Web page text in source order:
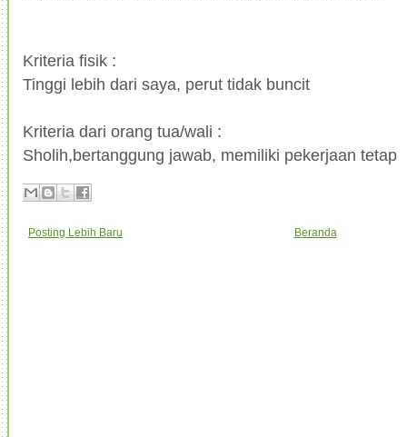
Kriteria fisik :
Tinggi lebih dari saya, perut tidak buncit
Kriteria dari orang tua/wali :
Sholih,bertanggung jawab, memiliki pekerjaan tetap
Posting Lebih Baru Beranda